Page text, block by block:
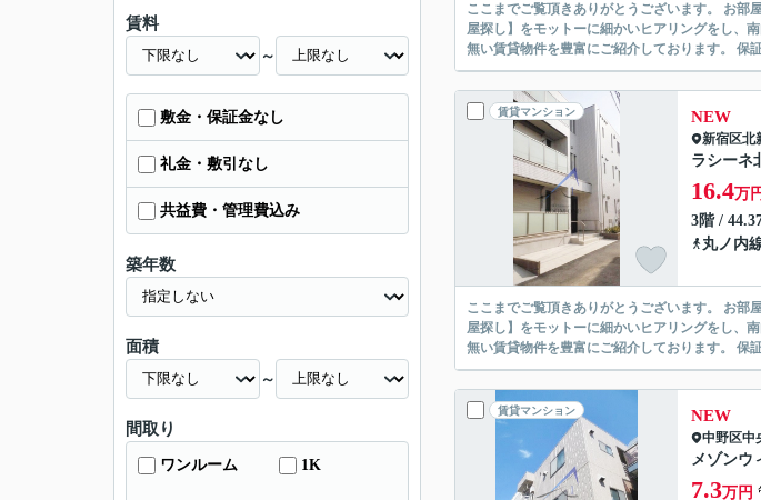
ここまでご覧頂きありがとうございます。 お部屋探しの際には、皆さまそれぞれこだわりの条件があると思いますが、当社では【あなたに１番のお部
屋探し】をモットーに細かいヒアリングをし、南向きよりもあなた向
無い
賃貸マンション NEW
新宿区北
ラシーネ
16.4万
3階 /
丸ノ内
ここまでご覧頂きありがとうございます。 お部屋探しの際には、皆さまそれぞれこだわりの条件があると思いますが、当社では【あなたに１番のお部
屋探し】をモットーに細かいヒアリングをし、南向きよりもあなた向
無い
賃貸マンション NEW
中野区中
メゾンウ
7.3万円
賃料
～
敷金・保証金なし
礼金・敷引なし
共益費・管理費込み
築年数
面積
～
間取り
ワンルーム 1K